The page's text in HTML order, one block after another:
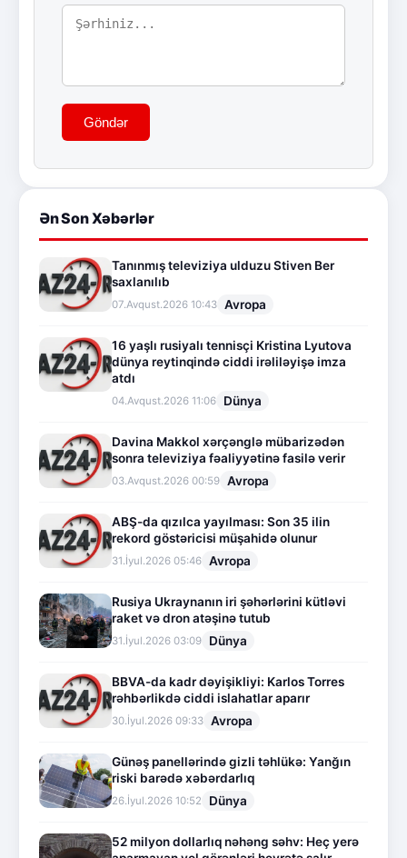
Göndər
Ən Son Xəbərlər
Tanınmış televiziya ulduzu Stiven Ber
saxlanılıb
07.Avqust.2026 10:43 Avropa
16 yaşlı rusiyalı tennisçi Kristina Lyutova
dünya reytinqində ciddi irəliləyişə imza
atdı
04.Avqust.2026 11:06 Dünya
Davina Makkol xərçənglə mübarizədən
sonra televiziya fəaliyyətinə fasilə verir
03.Avqust.2026 00:59 Avropa
ABŞ-da qızılca yayılması: Son 35 ilin
rekord göstəricisi müşahidə olunur
31.İyul.2026 05:46 Avropa
Rusiya Ukraynanın iri şəhərlərini kütləvi
raket və dron atəşinə tutub
31.İyul.2026 03:09 Dünya
BBVA-da kadr dəyişikliyi: Karlos Torres
rəhbərlikdə ciddi islahatlar aparır
30.İyul.2026 09:33 Avropa
Günəş panellərində gizli təhlükə: Yanğın
riski barədə xəbərdarlıq
26.İyul.2026 10:52 Dünya
52 milyon dollarlıq nəhəng səhv: Heç yerə